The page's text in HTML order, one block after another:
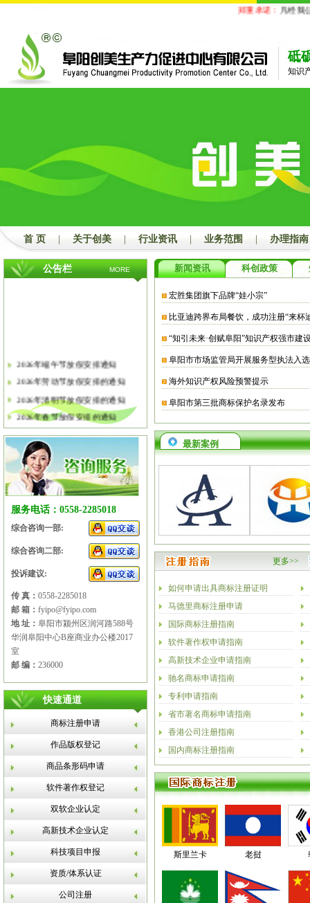
郑重承诺： 凡经我公
砥
知识
首 页 关于创美 行业资讯 业务范围 办理指南
公告栏 MORE
2026年端午节放假安排通知
2026年劳动节放假安排的通知
2026年清明节放假安排的通知
2026年春节放假安排的通知
2026年元旦放假安排的通知
2025年国庆节、中秋节放假安排
2025年端午节放假安排的通知
2025年劳动节放假安排的通知
服务电话：0558-2285018
综合咨询一部:
综合咨询二部:
投诉建议:
传 真： 0558-2285018
邮 箱： fyipo@fyipo.com
地 址： 阜阳市颍州区润河路588号
华润阜阳中心B座商业办公楼2017
室
邮 编： 236000
快速通道
商标注册申请
作品版权登记
商品条形码申请
软件著作权登记
双软企业认定
高新技术企业认定
科技项目申报
资质/体系认证
公司注册
新闻资讯 科创政策
宏胜集团旗下品牌“娃小宗”
比亚迪跨界布局餐饮，成功注册“来杯
“知引未来·创赋阜阳”知识产权强市建
阜阳市市场监管局开展服务型执法入
海外知识产权风险预警提示
阜阳市第三批商标保护名录发布
最新案例
更多>>
如何申请出具商标注册证明
马德里商标注册申请
国际商标注册指南
软件著作权申请指南
高新技术企业申请指南
驰名商标申请指南
专利申请指南
省市著名商标申请指南
香港公司注册指南
国内商标注册指南
斯里兰卡 老挝